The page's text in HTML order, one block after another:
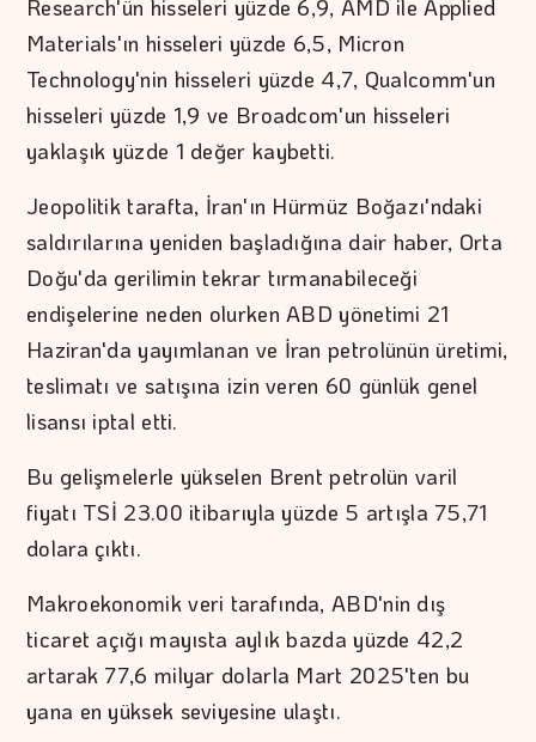
Research'ün hisseleri yüzde 6,9, AMD ile Applied
Materials'ın hisseleri yüzde 6,5, Micron
Technology'nin hisseleri yüzde 4,7, Qualcomm'un
hisseleri yüzde 1,9 ve Broadcom'un hisseleri
yaklaşık yüzde 1 değer kaybetti.
Jeopolitik tarafta, İran'ın Hürmüz Boğazı'ndaki
saldırılarına yeniden başladığına dair haber, Orta
Doğu'da gerilimin tekrar tırmanabileceği
endişelerine neden olurken ABD yönetimi 21
Haziran'da yayımlanan ve İran petrolünün üretimi,
teslimatı ve satışına izin veren 60 günlük genel
lisansı iptal etti.
Bu gelişmelerle yükselen Brent petrolün varil
fiyatı TSİ 23.00 itibarıyla yüzde 5 artışla 75,71
dolara çıktı.
Makroekonomik veri tarafında, ABD'nin dış
ticaret açığı mayısta aylık bazda yüzde 42,2
artarak 77,6 milyar dolarla Mart 2025'ten bu
yana en yüksek seviyesine ulaştı.